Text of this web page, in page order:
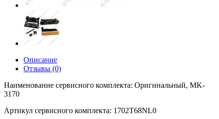
Описание
Отзывы (0)
Наименование сервисного комплекта: Оригинальный, MK-
3170
Артикул сервисного комплекта: 1702T68NL0